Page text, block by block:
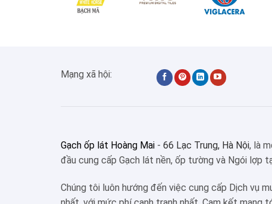
Mạng xã hội:
Gạch ốp lát Hoàng Mai - 66 Lạc Trung, Hà Nội, là
đầu cung cấp Gạch lát nền, ốp tường và Ngói lợp
Chúng tôi luôn hướng đến việc cung cấp Dịch vụ